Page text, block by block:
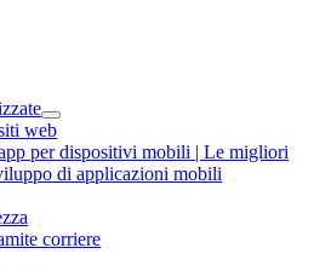
web
per dispositivi mobili | Le migliori
di applicazioni mobili
corriere